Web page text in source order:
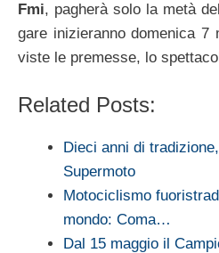
Fmi, pagherà solo la metà
gare inizieranno domenica 7
viste le premesse, lo
Related Posts:
Dieci anni di
Supermoto
Motociclismo
mondo: Coma…
Dal 15 maggio il